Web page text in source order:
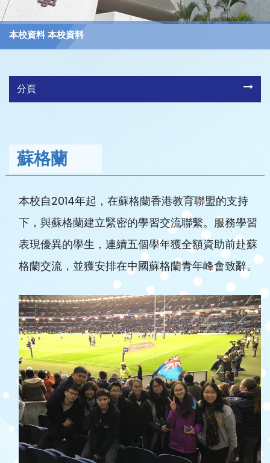
本校資料 本校資料
分頁
蘇格蘭
本校自2014年起，在蘇格蘭香港教育聯盟的支持
下，與蘇格蘭建立緊密的學習交流聯繫。服務學習
表現優異的學生，連續五個學年獲全額資助前赴蘇
格蘭交流，並獲安排在中國蘇格蘭青年峰會致辭。